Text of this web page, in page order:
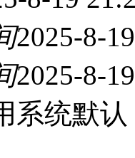
2025-8-
2025-8-
系统默认